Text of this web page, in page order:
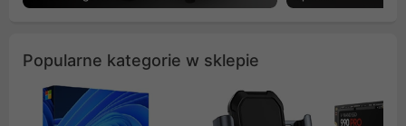
Popularne kategorie w sklepie